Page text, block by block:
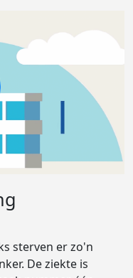
sterven er zo'n
De ziekte is